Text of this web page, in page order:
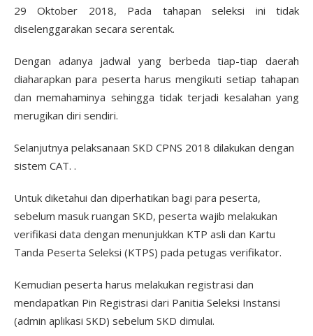
29 Oktober 2018, Pada tahapan seleksi ini tidak
diselenggarakan secara serentak.
Dengan adanya jadwal yang berbeda tiap-tiap daerah
diaharapkan para peserta harus mengikuti setiap tahapan
dan memahaminya sehingga tidak terjadi kesalahan yang
merugikan diri sendiri.
Selanjutnya pelaksanaan SKD CPNS 2018 dilakukan dengan
sistem CAT. .
Untuk diketahui dan diperhatikan bagi para peserta,
sebelum masuk ruangan SKD, peserta wajib melakukan
verifikasi data dengan menunjukkan KTP asli dan Kartu
Tanda Peserta Seleksi (KTPS) pada petugas verifikator.
Kemudian peserta harus melakukan registrasi dan
mendapatkan Pin Registrasi dari Panitia Seleksi Instansi
(admin aplikasi SKD) sebelum SKD dimulai.